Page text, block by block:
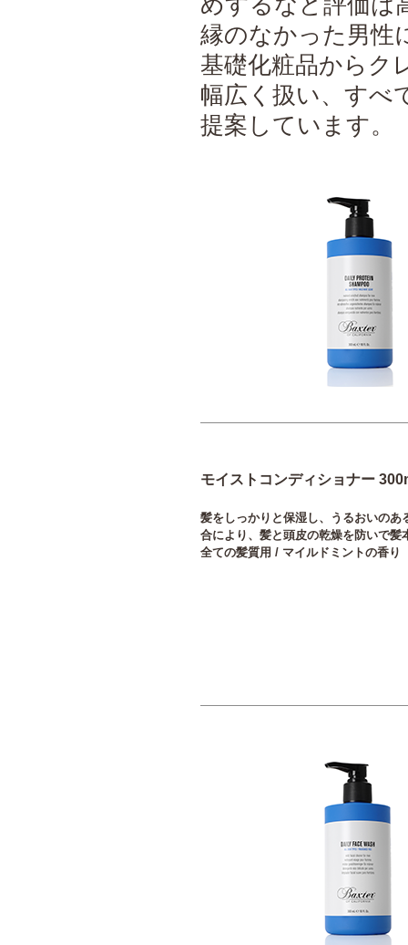
縁のなかった男性
基礎化粧品からク
幅広く扱い、すべ
提案しています。
モイストコンディショナー
髪をしっかりと保湿し、うるおいの
合により、髪と頭皮の乾燥を防いで髪
全ての髪質用 / マイルドミントの香り